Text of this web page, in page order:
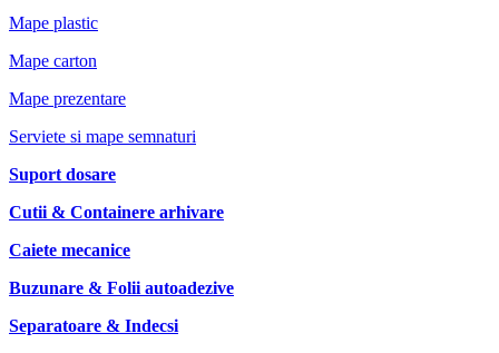
Mape plastic
Mape carton
Mape prezentare
Serviete si mape semnaturi
Suport dosare
Cutii & Containere arhivare
Caiete mecanice
Buzunare & Folii autoadezive
Separatoare & Indecsi